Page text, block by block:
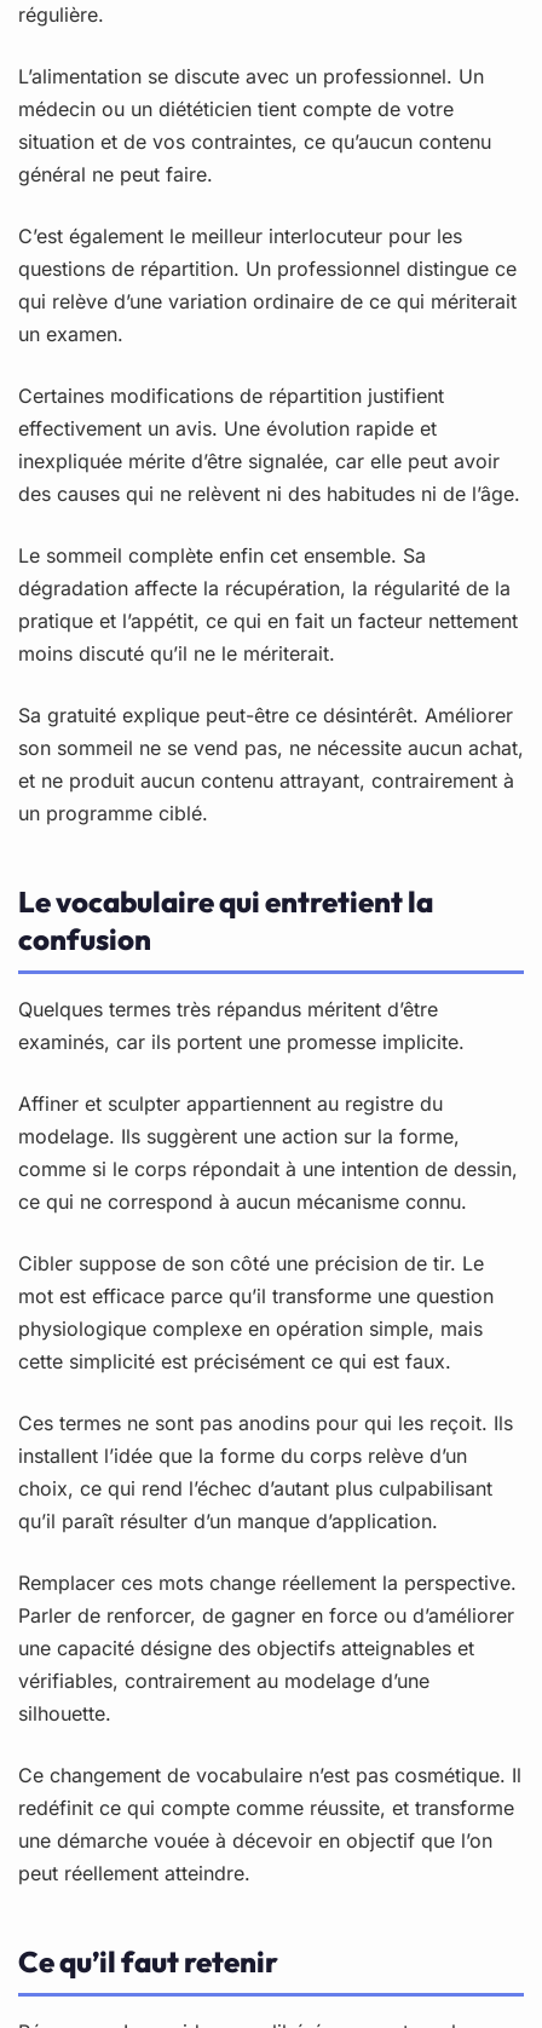
régulière.
L’alimentation se discute avec un professionnel. Un
médecin ou un diététicien tient compte de votre
situation et de vos contraintes, ce qu’aucun contenu
général ne peut faire.
C’est également le meilleur interlocuteur pour les
questions de répartition. Un professionnel distingue ce
qui relève d’une variation ordinaire de ce qui mériterait
un examen.
Certaines modifications de répartition justifient
effectivement un avis. Une évolution rapide et
inexpliquée mérite d’être signalée, car elle peut avoir
des causes qui ne relèvent ni des habitudes ni de l’âge.
Le sommeil complète enfin cet ensemble. Sa
dégradation affecte la récupération, la régularité de la
pratique et l’appétit, ce qui en fait un facteur nettement
moins discuté qu’il ne le mériterait.
Sa gratuité explique peut-être ce désintérêt. Améliorer
son sommeil ne se vend pas, ne nécessite aucun achat,
et ne produit aucun contenu attrayant, contrairement à
un programme ciblé.
Le vocabulaire qui entretient la
confusion
Quelques termes très répandus méritent d’être
examinés, car ils portent une promesse implicite.
Affiner et sculpter appartiennent au registre du
modelage. Ils suggèrent une action sur la forme,
comme si le corps répondait à une intention de dessin,
ce qui ne correspond à aucun mécanisme connu.
Cibler suppose de son côté une précision de tir. Le
mot est efficace parce qu’il transforme une question
physiologique complexe en opération simple, mais
cette simplicité est précisément ce qui est faux.
Ces termes ne sont pas anodins pour qui les reçoit. Ils
installent l’idée que la forme du corps relève d’un
choix, ce qui rend l’échec d’autant plus culpabilisant
qu’il paraît résulter d’un manque d’application.
Remplacer ces mots change réellement la perspective.
Parler de renforcer, de gagner en force ou d’améliorer
une capacité désigne des objectifs atteignables et
vérifiables, contrairement au modelage d’une
silhouette.
Ce changement de vocabulaire n’est pas cosmétique. Il
redéfinit ce qui compte comme réussite, et transforme
une démarche vouée à décevoir en objectif que l’on
peut réellement atteindre.
Ce qu’il faut retenir